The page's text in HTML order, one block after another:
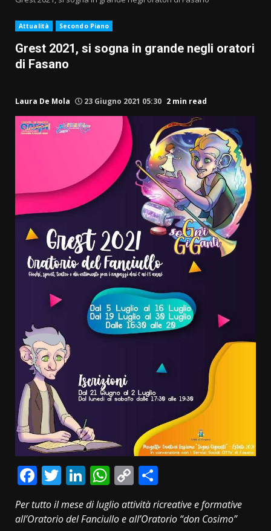
Attualità Secondo Piano
Grest 2021, si sogna in grande negli oratori
di Fasano
Laura De Mola 23 Giugno 2021 05:30 2 min read
Facebook
Twitter
LinkedIn
WhatsApp
Copy
Link
Per tutto il mese di luglio attività ricreative e formative
all’Oratorio del Fanciullo e all’Oratorio “don Cosimo”